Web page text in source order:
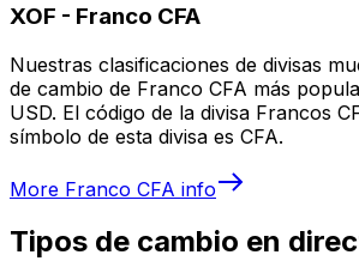
XOF - Franco CFA
Nuestras clasificaciones de divisas
de cambio de Franco CFA más
USD. El código de la divisa Francos
símbolo de esta divisa es CFA.
More Franco CFA info
Tipos de cambio en